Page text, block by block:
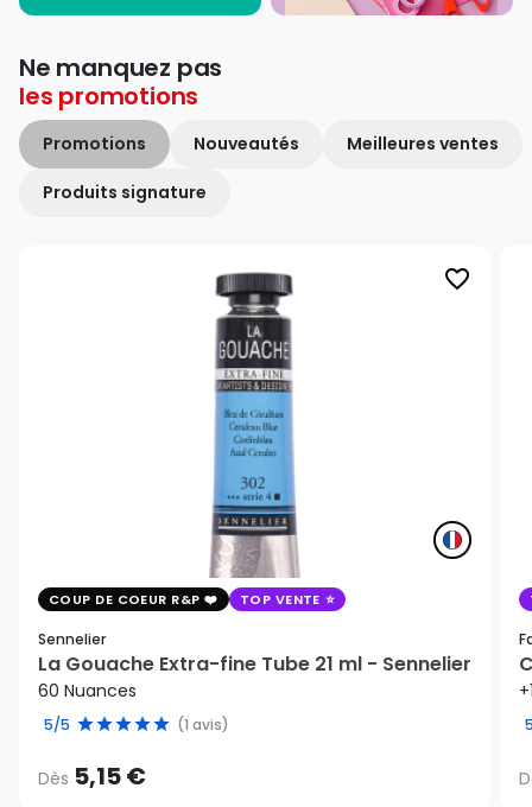
Ne manquez pas
les promotions
Promotions Nouveautés Meilleures ventes
Produits signature
favorite_border
COUP DE COEUR R&P TOP VENTE
Sennelier
La Gouache Extra-fine Tube 21 ml - Sennelier
60 Nuances
5/5 (1 avis)
Dès 5,15 €